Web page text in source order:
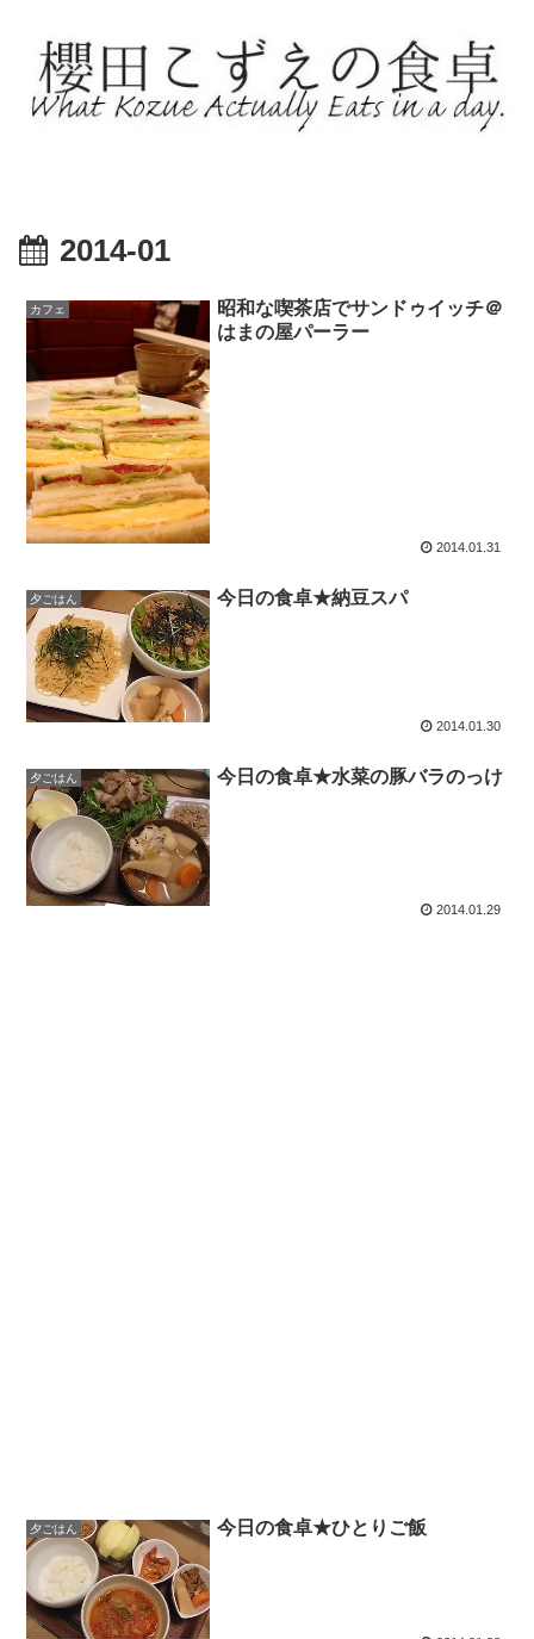
2014-01
カフェ
昭和な喫茶店でサンドゥイッチ＠
はまの屋パーラー
2014.01.31
夕ごはん 今日の食卓★納豆スパ
2014.01.30
夕ごはん 今日の食卓★水菜の豚バラのっけ
2014.01.29
夕ごはん 今日の食卓★ひとりご飯